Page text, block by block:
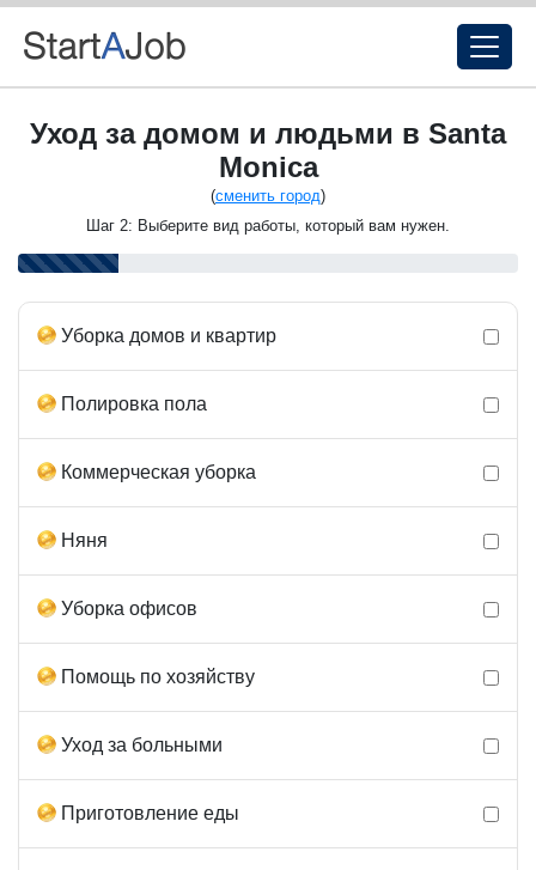
Уход за домом и людьми в Santa
Monica
(сменить город)
Шаг 2: Выберите вид работы, который вам нужен.
Уборка домов и квартир
Полировка пола
Коммерческая уборка
Няня
Уборка офисов
Помощь по хозяйству
Уход за больными
Приготовление еды